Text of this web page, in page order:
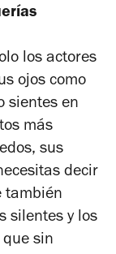
los actores
ojos como
sientes en
más
sus
decir
también
silentes y los
sin